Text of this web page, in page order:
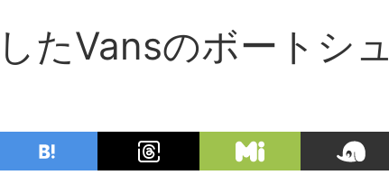
たVansのボートシュ